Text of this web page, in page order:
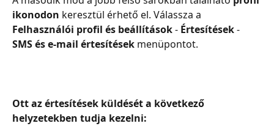
ikonodon keresztül érhető el. Válassza a
Felhasználói profil és beállítások - Értesítések -
SMS és e-mail értesítések menüpontot.
Ott az értesítések küldését a következő
helyzetekben tudja kezelni: